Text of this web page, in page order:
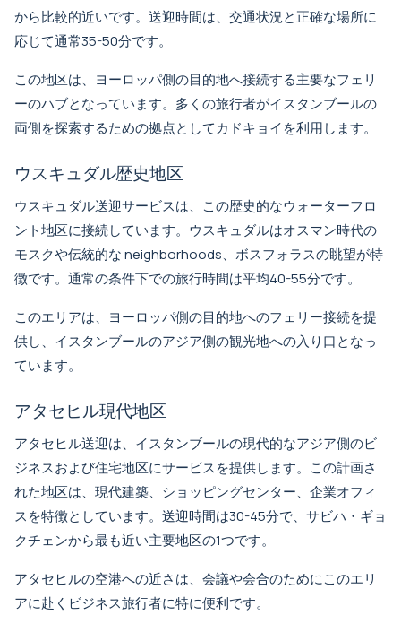
から比較的近いです。送迎時間は、交通状況と正確な場所に
応じて通常35-50分です。
この地区は、ヨーロッパ側の目的地へ接続する主要なフェリ
ーのハブとなっています。多くの旅行者がイスタンブールの
両側を探索するための拠点としてカドキョイを利用します。
ウスキュダル歴史地区
ウスキュダル送迎サービスは、この歴史的なウォーターフロ
ント地区に接続しています。ウスキュダルはオスマン時代の
モスクや伝統的な neighborhoods、ボスフォラスの眺望が特
徴です。通常の条件下での旅行時間は平均40-55分です。
このエリアは、ヨーロッパ側の目的地へのフェリー接続を提
供し、イスタンブールのアジア側の観光地への入り口となっ
ています。
アタセヒル現代地区
アタセヒル送迎は、イスタンブールの現代的なアジア側のビ
ジネスおよび住宅地区にサービスを提供します。この計画さ
れた地区は、現代建築、ショッピングセンター、企業オフィ
スを特徴としています。送迎時間は30-45分で、サビハ・ギョ
クチェンから最も近い主要地区の1つです。
アタセヒルの空港への近さは、会議や会合のためにこのエリ
アに赴くビジネス旅行者に特に便利です。